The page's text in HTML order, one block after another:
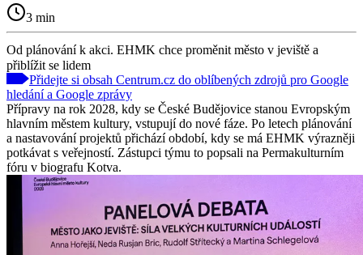
3 min
Od plánování k akci. EHMK chce proměnit město v jeviště a
přiblížit se lidem
Přidejte si obsah Centrum.cz do oblíbených zdrojů pro Google
hledání a Google zprávy
Přípravy na rok 2028, kdy se České Budějovice stanou Evropským
hlavním městem kultury, vstupují do nové fáze. Po letech plánování
a nastavování projektů přichází období, kdy se má EHMK výrazněji
potkávat s veřejností. Zástupci týmu to popsali na Permakulturním
fóru v biografu Kotva.